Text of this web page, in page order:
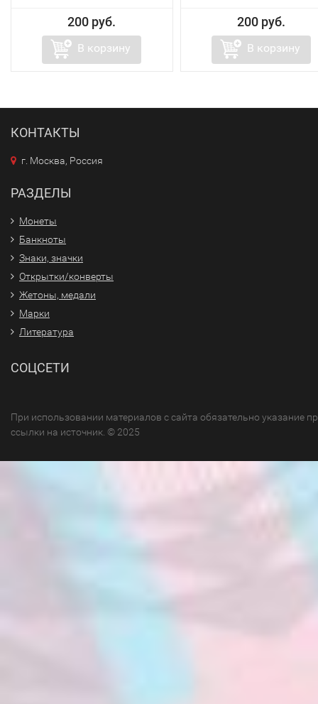
200 руб.
В корзину
200 руб.
В корзину
КОНТАКТЫ
г. Москва, Россия
РАЗДЕЛЫ
Монеты
Банкноты
Знаки, значки
Открытки/конверты
Жетоны, медали
Марки
Литература
СОЦСЕТИ
При использовании материалов с сайта обязательно указание
ссылки на источник. © 2025